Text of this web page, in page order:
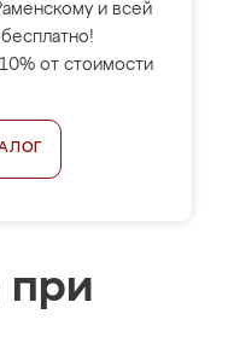
и всей
от стоимости
при